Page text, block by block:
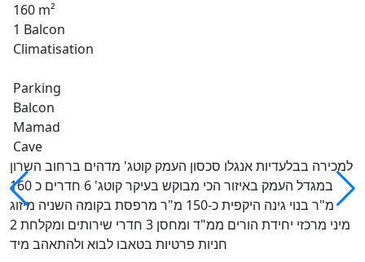
160 m²
1 Balcon
Climatisation
Parking
Balcon
Mamad
Cave
למכירה בבלעדיות אנגלו סכסון העמק קוטג' מדהים ברחוב השרון
במגדל העמק באיזור הכי מבוקש בעיקר קוטג' 6 חדרים כ 160
מ"ר בנוי גינה היקפית כ-150 מ"ר מרפסת בקומה השניה מיזוג
מיני מרכזי יחידת הורים ממ"ד ומחסן 3 חדרי שירותים ומקלחת 2
חניות פרטיות בטאבו לבוא ולהתאהב מיד